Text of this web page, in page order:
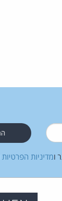
ומדיניות הפרטיות